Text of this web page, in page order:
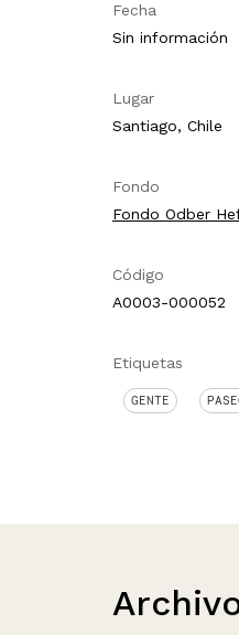
Fecha
Sin información
Lugar
Santiago, Chile
Fondo
Fondo Odber
Código
A0003-000052
Etiquetas
GENTE